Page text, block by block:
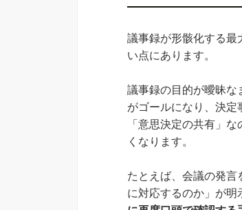
議事録が形骸化する最
い点にあります。
議事録の目的が曖昧な
がゴールになり、決
「意思決定の共有」
くなります。
たとえば、会議の発
に対応するのか」が明